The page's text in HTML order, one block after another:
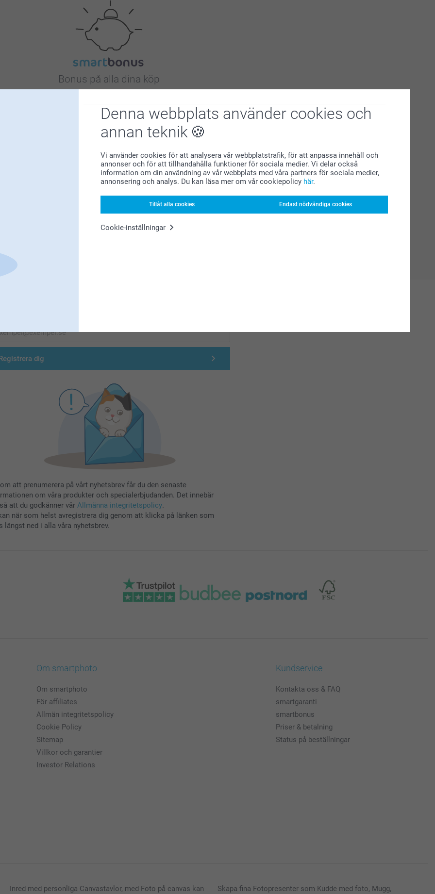
Denna webbplats använder cookies och
annan teknik
Vi använder cookies för att analysera vår webbplatstrafik, för att anpassa innehåll och
annonser och för att tillhandahålla funktioner för sociala medier. Vi delar också
information om din användning av vår webbplats med våra partners för sociala medier,
annonsering och analys. Du kan läsa mer om vår cookiepolicy här.
Tillåt alla cookies Endast nödvändiga cookies
Cookie-inställningar
Bonus på alla dina köp
Letar du efter inspiration?
dig
att prenumerera på vårt nyhetsbrev får du den senaste
om våra produkter och specialerbjudanden. Det innebär
att du godkänner vår Allmänna integritetspolicy.
när som helst avregistrera dig genom att klicka på länken som
längst ned i alla våra nyhetsbrev.
Om smartphoto
Om smartphoto
För affiliates
Allmän integritetspolicy
Cookie Policy
Sitemap
Villkor och garantier
Investor Relations
Kundservice
Kontakta oss & FAQ
smartgaranti
smartbonus
Priser & betalning
Status på beställningar
Inred med personliga Canvastavlor, med Foto på canvas kan Skapa fina Fotopresenter som Kudde med foto, Mugg,